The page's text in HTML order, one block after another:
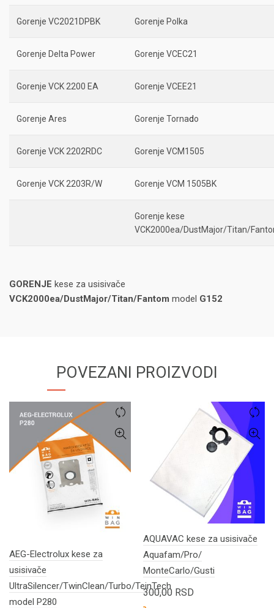
Gorenje VC2021DPBK Gorenje Polka
Gorenje Delta Power Gorenje VCEC21
Gorenje VCK 2200 EA Gorenje VCEE21
Gorenje Ares Gorenje Tornado
Gorenje VCK 2202RDC Gorenje VCM1505
Gorenje VCK 2203R/W Gorenje VCM 1505BK
Gorenje kese
VCK2000ea/DustMajor/Titan/
GORENJE kese za usisivače
VCK2000ea/DustMajor/Titan/Fantom model G152
POVEZANI PROIZVODI
AEG-Electrolux kese za
usisivače
UltraSilencer/TwinClean/Turbo/TeinTech
model P280
AQUAVAC kese za usisivače
Aquafam/Pro/
MonteCarlo/Gusti
300,00 RSD